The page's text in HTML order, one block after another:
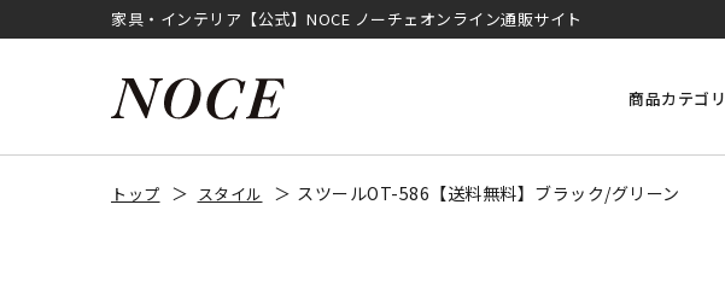
家具・インテリア【公式】NOCE ノーチェオンライン通販サイト
商品カテゴリ
トップ スタイル スツールOT-586【送料無料】ブラック/グリーン